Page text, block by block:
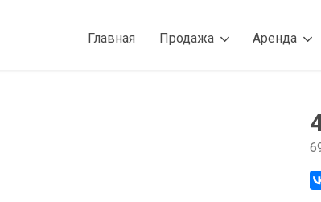
Главная Продажа Аренда